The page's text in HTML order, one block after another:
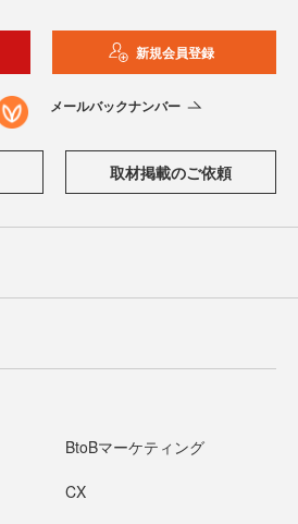
新規会員登録
メールバックナンバー
取材掲載のご依頼
BtoBマーケティング
CX